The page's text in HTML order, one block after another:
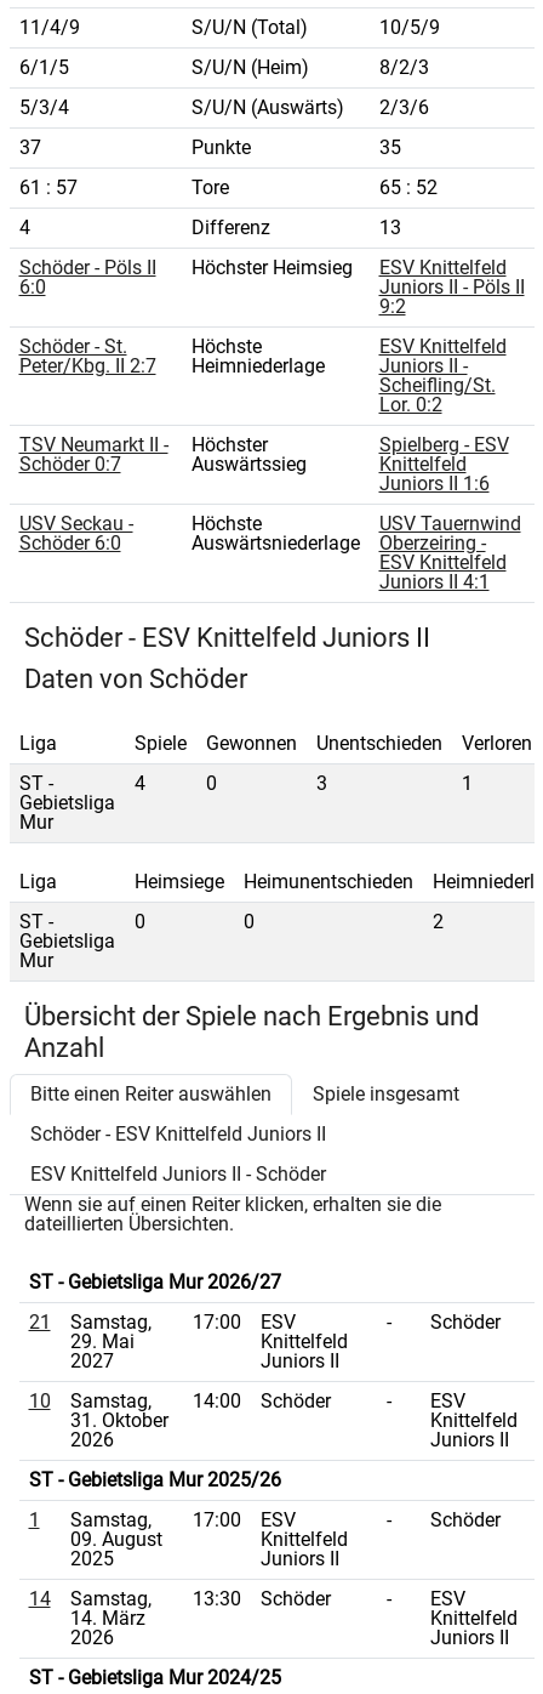
11/4/9
S/U/N (Total)
10/5/9
6/1/5
S/U/N (Heim)
8/2/3
5/3/4
S/U/N (Auswärts)
2/3/6
37
Punkte
35
61 : 57
Tore
65 : 52
4
Differenz
13
Schöder - Pöls II
6:0
Höchster Heimsieg
ESV Knittelfeld
Juniors II - Pöls II
9:2
Schöder - St.
Peter/Kbg. II 2:7
Höchste
Heimniederlage
ESV Knittelfeld
Juniors II -
Scheifling/St.
Lor. 0:2
TSV Neumarkt II -
Schöder 0:7
Höchster
Auswärtssieg
Spielberg - ESV
Knittelfeld
Juniors II 1:6
USV Seckau -
Schöder 6:0
Höchste
Auswärtsniederlage
USV Tauernwind
Oberzeiring -
ESV Knittelfeld
Juniors II 4:1
Schöder - ESV Knittelfeld Juniors II
Daten von Schöder
Liga Spiele Gewonnen Unentschieden
Verloren
ST -
Gebietsliga
Mur
4 0 3 1
Liga Heimsiege Heimunentschieden
ST -
Gebietsliga
Mur
0 0 2
Übersicht der Spiele nach Ergebnis und
Anzahl
Bitte einen Reiter auswählen
Spiele insgesamt
Schöder - ESV Knittelfeld Juniors II
ESV Knittelfeld Juniors II - Schöder
Wenn sie auf einen Reiter klicken, erhalten sie die
dateillierten Übersichten.
ST - Gebietsliga Mur 2026/27
21
Samstag,
29. Mai
2027
17:00
ESV
Knittelfeld
Juniors II
- Schöder
10
Samstag,
31. Oktober
2026
14:00 Schöder -
ESV
Knittelfeld
Juniors II
ST - Gebietsliga Mur 2025/26
1
Samstag,
09. August
2025
17:00
ESV
Knittelfeld
Juniors II
- Schöder
14
Samstag,
14. März
2026
13:30 Schöder -
ESV
Knittelfeld
Juniors II
ST - Gebietsliga Mur 2024/25